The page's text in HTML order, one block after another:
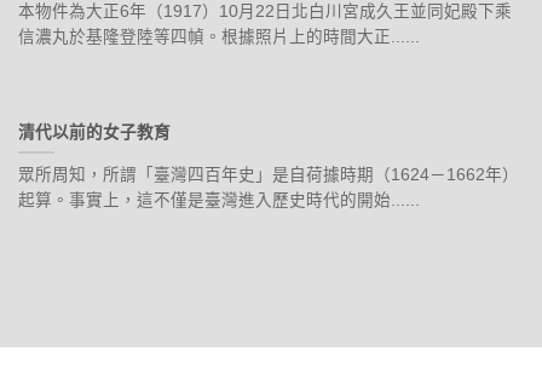
本物件為大正6年（1917）10月22日北白川宮成久王並同妃殿下乘
信濃丸於基隆登陸等四幀。根據照片上的時間大正......
清代以前的女子教育
眾所周知，所謂「臺灣四百年史」是自荷據時期（1624－1662年）
起算。事實上，這不僅是臺灣進入歷史時代的開始......